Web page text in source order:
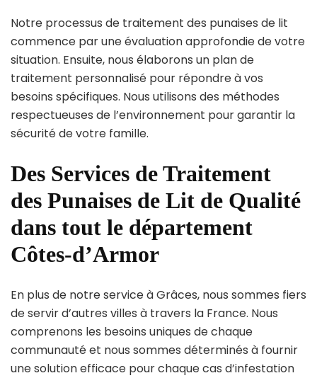
Notre processus de traitement des punaises de lit
commence par une évaluation approfondie de votre
situation. Ensuite, nous élaborons un plan de
traitement personnalisé pour répondre à vos
besoins spécifiques. Nous utilisons des méthodes
respectueuses de l’environnement pour garantir la
sécurité de votre famille.
Des Services de Traitement
des Punaises de Lit de Qualité
dans tout le département
Côtes-d’Armor
En plus de notre service à Grâces, nous sommes fiers
de servir d’autres villes à travers la France. Nous
comprenons les besoins uniques de chaque
communauté et nous sommes déterminés à fournir
une solution efficace pour chaque cas d’infestation